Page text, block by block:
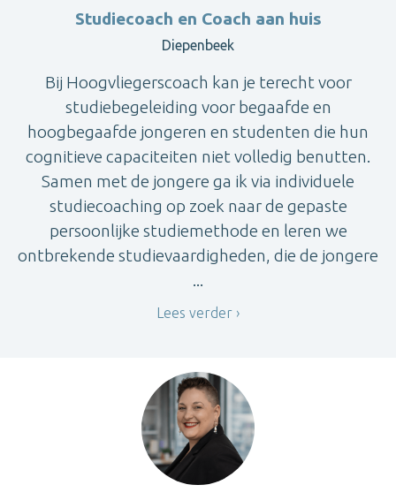
Studiecoach en Coach aan huis
Diepenbeek
Bij Hoogvliegerscoach kan je terecht voor
studiebegeleiding voor begaafde en
hoogbegaafde jongeren en studenten die hun
cognitieve capaciteiten niet volledig benutten.
Samen met de jongere ga ik via individuele
studiecoaching op zoek naar de gepaste
persoonlijke studiemethode en leren we
ontbrekende studievaardigheden, die de jongere
...
Lees verder